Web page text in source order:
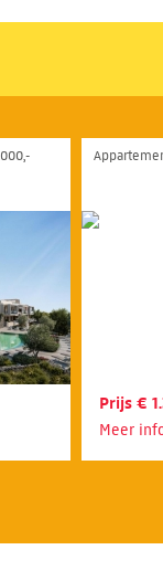
Prijs €
Meer